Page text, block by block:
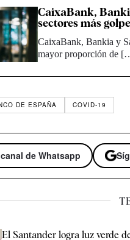
CaixaBank,
sectores más
CaixaBank, Bankia y
mayor proporción de
DE ESPAÑA COVID-19
de Whatsapp
El Santander logra luz verde